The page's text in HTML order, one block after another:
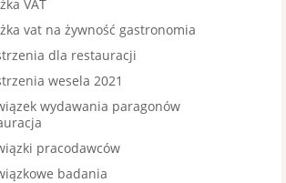
VAT
vat na żywność gastronomia
dla restauracji
wesela 2021
wydawania paragonów
pracodawców
badania